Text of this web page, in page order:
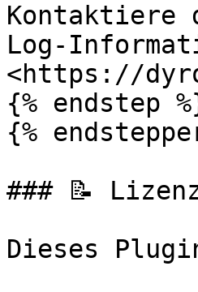
Kontaktiere
Log-
<https://
{% endstep
{%
### 📝
Dieses